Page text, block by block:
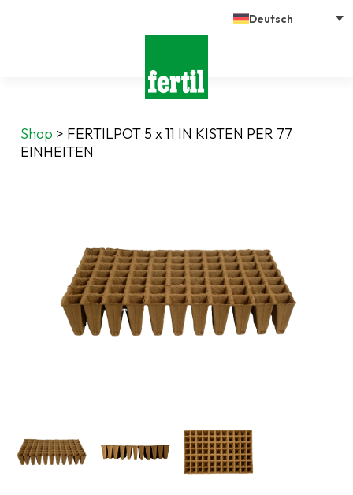
Deutsch
Shop > FERTILPOT 5 x 11 IN KISTEN PER 77
EINHEITEN